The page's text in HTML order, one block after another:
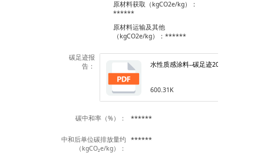
原材料获取（kgCO2e/kg）：
******
原材料运输及其他
（kgCO2e/kg）：******
碳足迹报
告：
水性质感涂料--碳足迹2023.pdf
600.31K
碳中和率（%）： ******
中和后单位碳排放量约
（kgCO₂e/kg）：
******